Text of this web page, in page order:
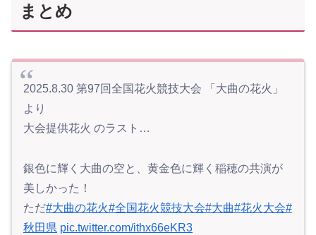
まとめ
2025.8.30 第97回全国花火競技大会 「大曲の花火」
より
大会提供花火 のラスト…
銀色に輝く大曲の空と、黄金色に輝く稲穂の共演が
美しかった！
ただ#大曲の花火#全国花火競技大会#大曲#花火大会#
秋田県 pic.twitter.com/ithx66eKR3